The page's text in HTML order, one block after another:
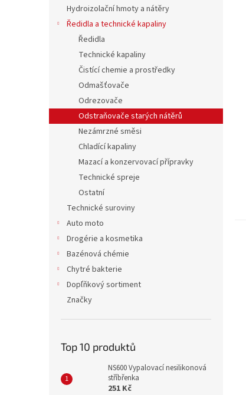
Hydroizolační hmoty a nátěry
Ředidla a technické kapaliny
Ředidla
Technické kapaliny
Čistící chemie a prostředky
Odmašťovače
Odrezovače
Odstraňovače starých nátěrů
Nezámrzné směsi
Chladící kapaliny
Mazací a konzervovací přípravky
Technické spreje
Ostatní
Technické suroviny
Auto moto
Drogérie a kosmetika
Bazénová chémie
Chytré bakterie
Dopľňkový sortiment
Značky
Top 10 produktů
NS600 Vypalovací nesilikonová
stříbřenka
251 Kč